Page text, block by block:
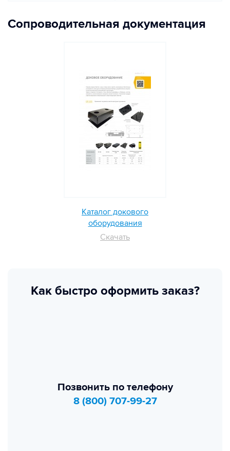
Сопроводительная документация
Каталог докового
оборудования
Скачать
Как быстро оформить заказ?
Позвонить по телефону
8 (800) 707-99-27